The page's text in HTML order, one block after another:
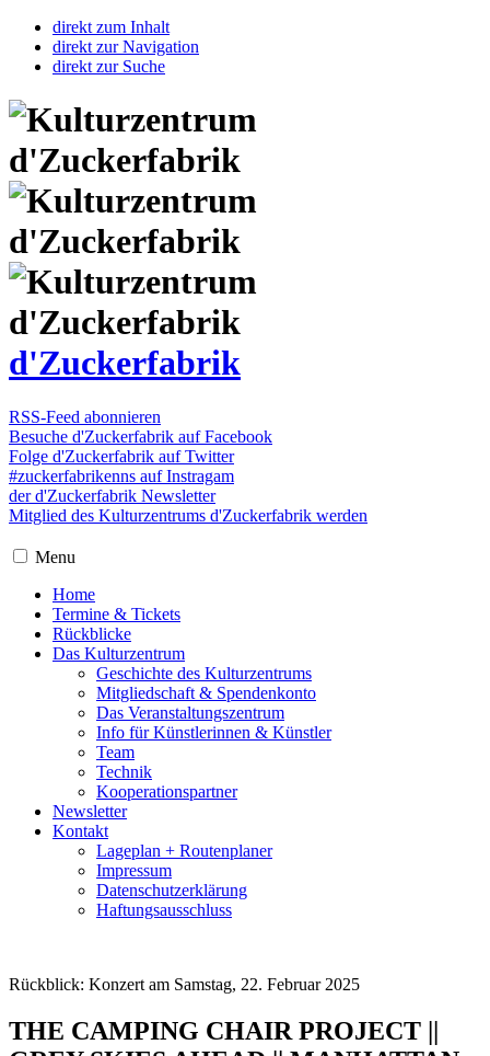
direkt zum Inhalt
direkt zur Navigation
direkt zur Suche
d'Zuckerfabrik
RSS-Feed abonnieren
Besuche d'Zuckerfabrik auf Facebook
Folge d'Zuckerfabrik auf Twitter
#zuckerfabrikenns auf Instragam
der d'Zuckerfabrik Newsletter
Mitglied des Kulturzentrums d'Zuckerfabrik werden
Menu
Home
Termine & Tickets
Rückblicke
Das Kulturzentrum
Geschichte des Kulturzentrums
Mitgliedschaft & Spendenkonto
Das Veranstaltungszentrum
Info für Künstlerinnen & Künstler
Team
Technik
Kooperationspartner
Newsletter
Kontakt
Lageplan + Routenplaner
Impressum
Datenschutzerklärung
Haftungsausschluss
Rückblick: Konzert am Samstag, 22. Februar 2025
THE CAMPING CHAIR PROJECT ||